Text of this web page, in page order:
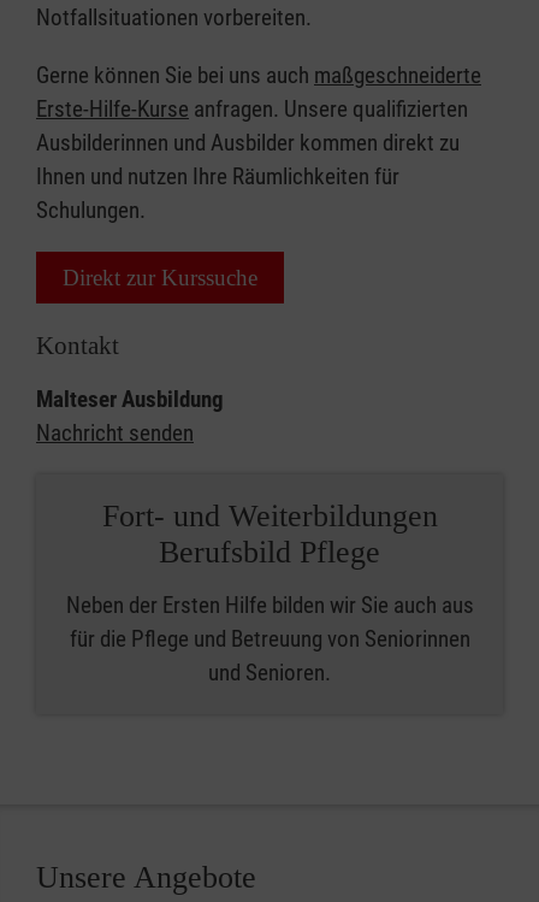
Notfallsituationen vorbereiten.
Gerne können Sie bei uns auch maßgeschneiderte
Erste-Hilfe-Kurse anfragen. Unsere qualifizierten
Ausbilderinnen und Ausbilder kommen direkt zu
Ihnen und nutzen Ihre Räumlichkeiten für
Schulungen.
Direkt zur Kurssuche
Kontakt
Malteser Ausbildung
Nachricht senden
Fort- und Weiterbildungen
Berufsbild Pflege
Neben der Ersten Hilfe bilden wir Sie auch aus
für die Pflege und Betreuung von Seniorinnen
und Senioren.
Unsere Angebote